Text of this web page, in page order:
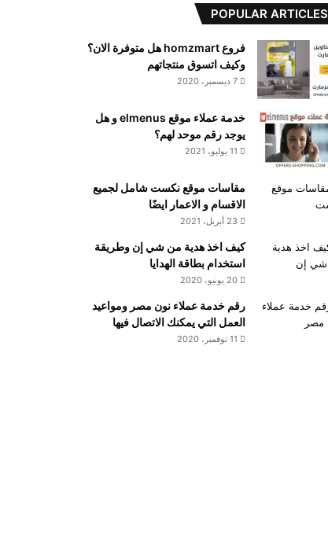
POPULAR ARTICLES
فروع homzmart هل متوفرة الان؟
وكيف اتسوق منتجاتهم
7 ديسمبر، 2020
خدمة عملاء موقع elmenus و هل
يوجد رقم موحد لهم؟
11 يوليو، 2021
مقاسات موقع نكست شامل لجميع
الاقسام و الاعمار ايضًا
23 أبريل، 2021
كيف اخذ هدية من شي إن وطريقة
استخدام بطاقة الهدايا
20 يونيو، 2020
رقم خدمة عملاء نون مصر ومواعيد
العمل التي يمكنك الاتصال فيها
11 نوفمبر، 2020